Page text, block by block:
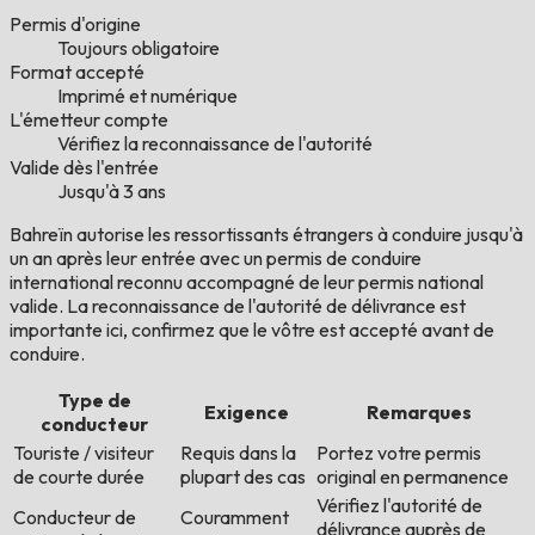
Permis d'origine
Toujours obligatoire
Format accepté
Imprimé et numérique
L'émetteur compte
Vérifiez la reconnaissance de l'autorité
Valide dès l'entrée
Jusqu'à 3 ans
Bahreïn autorise les ressortissants étrangers à conduire jusqu'à
un an après leur entrée avec un permis de conduire
international reconnu accompagné de leur permis national
valide. La reconnaissance de l'autorité de délivrance est
importante ici, confirmez que le vôtre est accepté avant de
conduire.
Type de
conducteur
Exigence
Remarques
Touriste / visiteur
de courte durée
Requis dans la
plupart des cas
Portez votre permis
original en permanence
Conducteur de
Couramment
Vérifiez l'autorité de
délivrance auprès de